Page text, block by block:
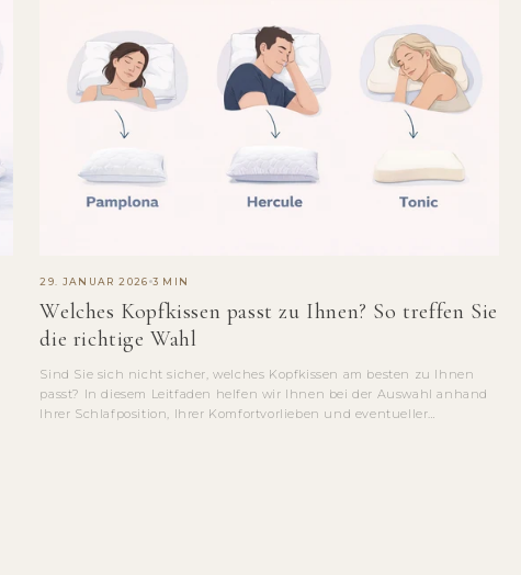
29. JANUAR 2026 3 MIN
Welches Kopfkissen passt zu Ihnen? So treffen Sie
die richtige Wahl
Sind Sie sich nicht sicher, welches Kopfkissen am besten zu Ihnen
passt? In diesem Leitfaden helfen wir Ihnen bei der Auswahl anhand
Ihrer Schlafposition, Ihrer Komfortvorlieben und eventueller